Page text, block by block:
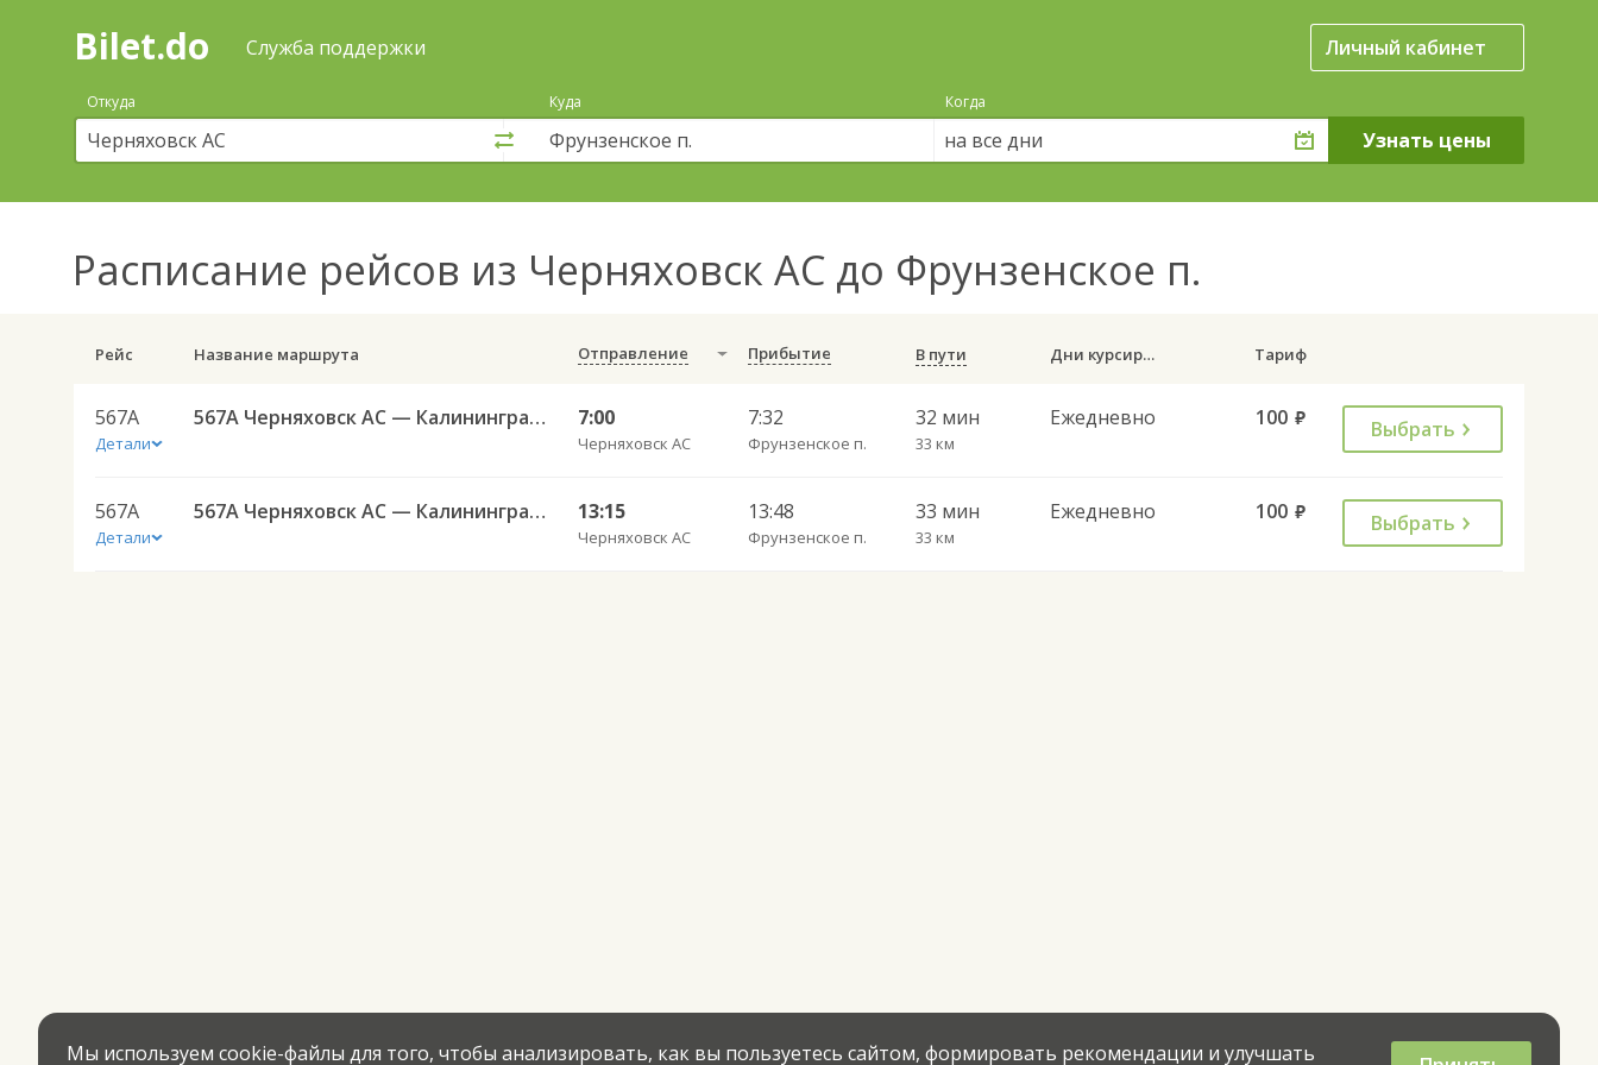
Поиск
покупка
билетов
автобус
онлайн
Bilet.do Служба поддержки Личный кабинет
Откуда Куда Когда
на все дни
Расписание рейсов из Черняховск АС до Фрунзенское п.
Рейс Название маршрута Отправление Прибытие В пути Дни курсирования Тариф
567А
Детали
567А Черняховск АС — Калининград АВ ч/з Железнодорожный КДП, Правдинск КДП 7:00
Черняховск АС
7:32
Фрунзенское п.
32 мин
33 км
Ежедневно 100 руб. Выбрать
567А
Детали
567А Черняховск АС — Калининград АВ ч/з Железнодорожный КДП, Правдинск КДП 13:15
Черняховск АС
13:48
Фрунзенское п.
33 мин
33 км
Ежедневно 100 руб. Выбрать
Мы используем cookie-файлы для того, чтобы анализировать, как вы пользуетесь сайтом, формировать рекомендации и улучшать